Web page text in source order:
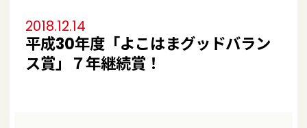
2018.12.14
平成30年度「よこはまグッドバラン
ス賞」７年継続賞！